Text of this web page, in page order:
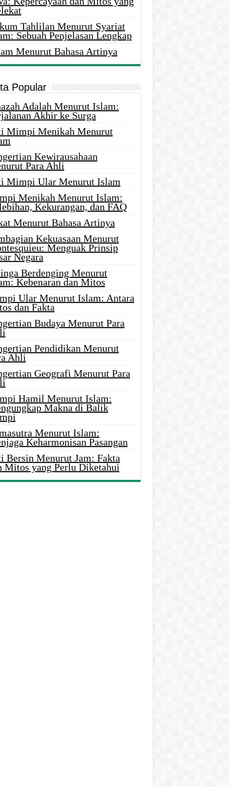
Tahlilan Menurut Syariat
Sebuah Penjelasan Lengkap
Menurut Bahasa Artinya
Popular
Adalah Menurut Islam:
Akhir ke Surga
Mimpi Menikah Menurut
Kewirausahaan
Para Ahli
Mimpi Ular Menurut Islam
Menikah Menurut Islam:
Kekurangan, dan FAQ
Menurut Bahasa Artinya
Kekuasaan Menurut
Menguak Prinsip
Negara
Berdenging Menurut
Kebenaran dan Mitos
Ular Menurut Islam: Antara
dan Fakta
Budaya Menurut Para
Pendidikan Menurut
Ahli
Geografi Menurut Para
Hamil Menurut Islam:
Makna di Balik
Menurut Islam:
Keharmonisan Pasangan
Bersin Menurut Jam: Fakta
Mitos yang Perlu Diketahui